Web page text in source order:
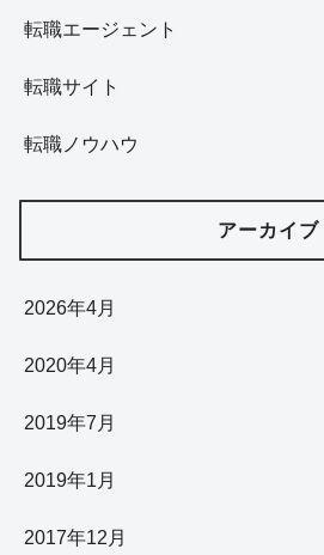
転職エージェント
転職サイト
転職ノウハウ
アーカイブ
2026年4月
2020年4月
2019年7月
2019年1月
2017年12月